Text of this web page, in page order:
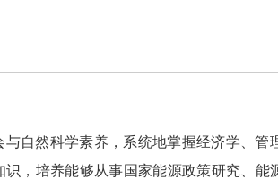
自然科学素养，系统地掌握经济学、管
，培养能够从事国家能源政策研究、能